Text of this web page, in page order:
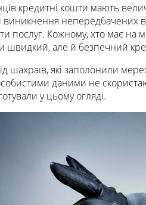
кредитні кошти мають
виникнення непередбачених
послуг. Кожному, хто має на
швидкий, але й безпечний
шахраїв, які заполонили
даними не
у цьому огляді.